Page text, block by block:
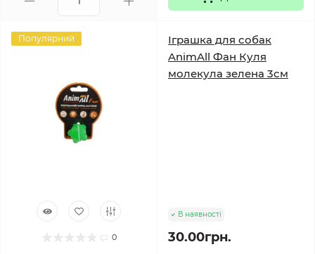
Популярний
0
Іграшка для собак
AnimAll Фан Куля
молекула зелена 3см
В наявності
30.00грн.